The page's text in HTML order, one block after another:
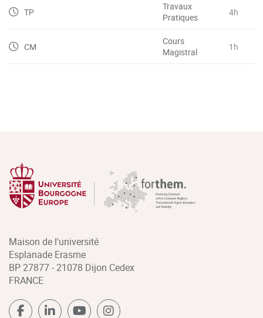
TP
Travaux
Pratiques
4h
CM
Cours
Magistral
1h
Maison de l'université
Esplanade Erasme
BP 27877 - 21078 Dijon Cedex
FRANCE